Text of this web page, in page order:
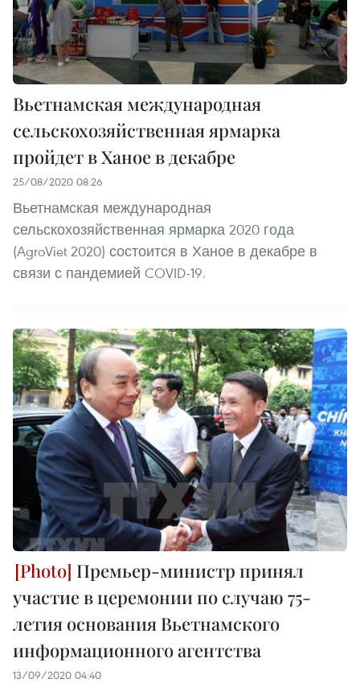
Вьетнамская международная
сельскохозяйственная ярмарка
пройдет в Ханое в декабре
25/08/2020 08:26
Вьетнамская международная
сельскохозяйственная ярмарка 2020 года
(AgroViet 2020) состоится в Ханое в декабре в
связи с пандемией COVID-19.
Премьер-министр принял
участие в церемонии по случаю 75-
летия основания Вьетнамского
информационного агентства
13/09/2020 04:40